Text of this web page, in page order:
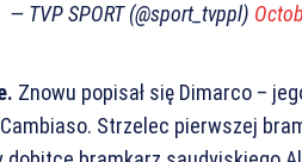
— TVP SPORT (@sport_tvppl)
Znowu popisał się Dimarco –
Strzelec pierwszej